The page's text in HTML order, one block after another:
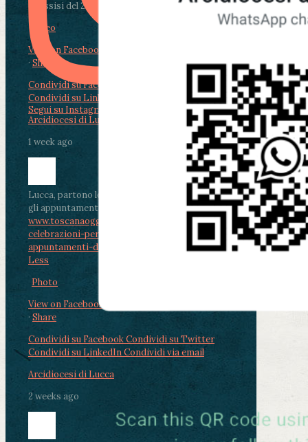
di Assisi del 2 Ag...
Video
View on Facebook
· Share
Condividi su Facebook
Condividi su LinkedIn
Condividi via email
Arcidiocesi di Lucca
1 week ago
Lucca, partono le celebrazioni per don Aldo Mei:
gli appuntamenti dal 2 al 4 agosto
www.toscanaoggi.it/lucca-partono-le-
celebrazioni-per-don-aldo-mei-gli-
appuntamenti-dal-2-al-4-ago...
See MoreSee
Less
Photo
View on Facebook
· Share
Condividi su FacebookCondividi su Twitter
Condividi su LinkedInCondividi via email
Arcidiocesi di Lucca
2 weeks ago
Segui su Instagram